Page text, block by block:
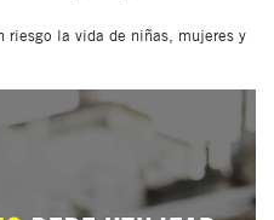
riesgo la vida de niñas, mujeres y